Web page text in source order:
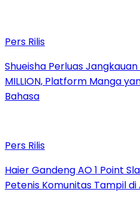
Pers Rilis
Shueisha Perluas
MILLION, Platform Manga
Bahasa
Pers Rilis
Haier Gandeng AO 1 Point
Petenis Komunitas Tampil